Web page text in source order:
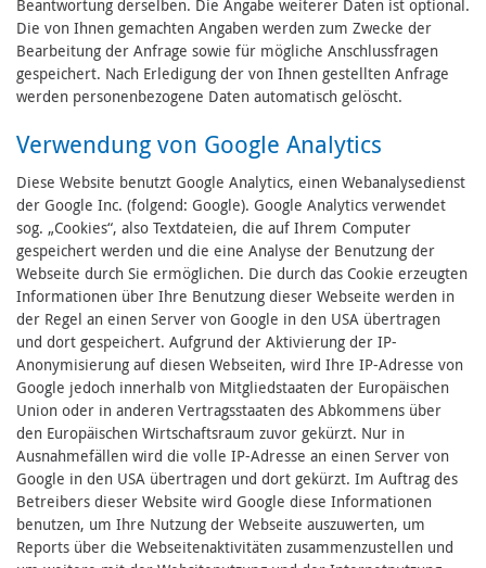
Beantwortung derselben. Die Angabe weiterer Daten ist optional.
Die von Ihnen gemachten Angaben werden zum Zwecke der
Bearbeitung der Anfrage sowie für mögliche Anschlussfragen
gespeichert. Nach Erledigung der von Ihnen gestellten Anfrage
werden personenbezogene Daten automatisch gelöscht.
Verwendung von Google Analytics
Diese Website benutzt Google Analytics, einen Webanalysedienst
der Google Inc. (folgend: Google). Google Analytics verwendet
sog. „Cookies“, also Textdateien, die auf Ihrem Computer
gespeichert werden und die eine Analyse der Benutzung der
Webseite durch Sie ermöglichen. Die durch das Cookie erzeugten
Informationen über Ihre Benutzung dieser Webseite werden in
der Regel an einen Server von Google in den USA übertragen
und dort gespeichert. Aufgrund der Aktivierung der IP-
Anonymisierung auf diesen Webseiten, wird Ihre IP-Adresse von
Google jedoch innerhalb von Mitgliedstaaten der Europäischen
Union oder in anderen Vertragsstaaten des Abkommens über
den Europäischen Wirtschaftsraum zuvor gekürzt. Nur in
Ausnahmefällen wird die volle IP-Adresse an einen Server von
Google in den USA übertragen und dort gekürzt. Im Auftrag des
Betreibers dieser Website wird Google diese Informationen
benutzen, um Ihre Nutzung der Webseite auszuwerten, um
Reports über die Webseitenaktivitäten zusammenzustellen und